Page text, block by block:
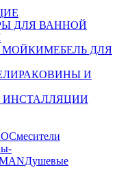
ДЛЯ ВАННОЙ
МОЙКИМЕБЕЛЬ ДЛЯ
РАКОВИНЫ И
ИНСТАЛЛЯЦИИ
Смесители
Душевые